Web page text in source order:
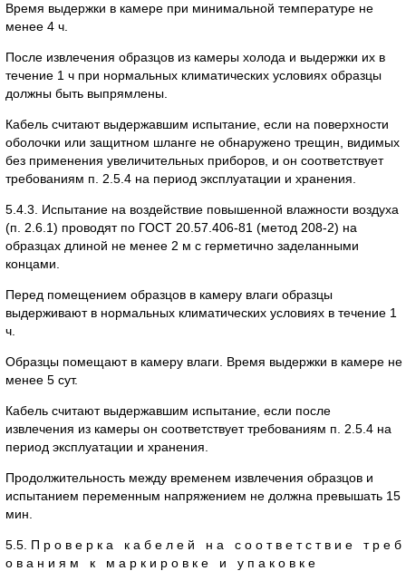
Время выдержки в камере при минимальной температуре не
менее 4 ч.
После извлечения образцов из камеры холода и выдержки их в
течение 1 ч при нормальных климатических условиях образцы
должны быть выпрямлены.
Кабель считают выдержавшим испытание, если на поверхности
оболочки или защитном шланге не обнаружено трещин, видимых
без применения увеличительных приборов, и он соответствует
требованиям п. 2.5.4 на период эксплуатации и хранения.
5.4.3. Испытание на воздействие повышенной влажности воздуха
(п. 2.6.1) проводят по ГОСТ 20.57.406-81 (метод 208-2) на
образцах длиной не менее 2 м с герметично заделанными
концами.
Перед помещением образцов в камеру влаги образцы
выдерживают в нормальных климатических условиях в течение 1
ч.
Образцы помещают в камеру влаги. Время выдержки в камере не
менее 5 сут.
Кабель считают выдержавшим испытание, если после
извлечения из камеры он соответствует требованиям п. 2.5.4 на
период эксплуатации и хранения.
Продолжительность между временем извлечения образцов и
испытанием переменным напряжением не должна превышать 15
мин.
5.5. П р о в е р к а к а б е л е й н а с о о т в е т с т в и е т р е б
о в а н и я м к м а р к и р о в к е и у п а к о в к е